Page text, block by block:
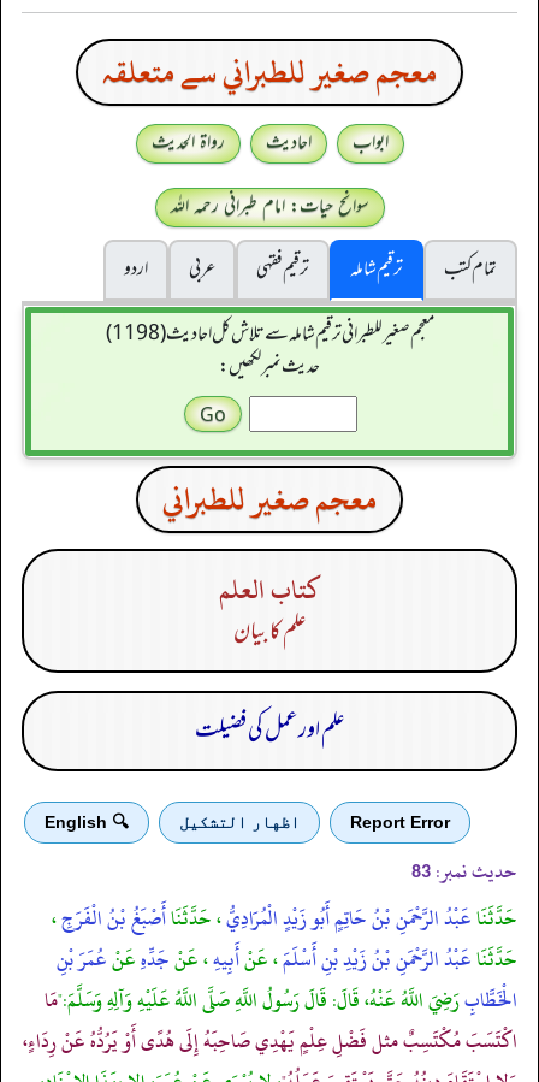
معجم صغير للطبراني سے متعلقہ
ابواب احادیث
رواۃ الحدیث
سوانح حیات: امام طبرانی رحمہ اللہ
تمام کتب
ترقیم شاملہ ترقيم فقہی عربی
اردو
معجم صغير للطبراني ترقیم شاملہ سے تلاش کل احادیث (1198)
حدیث نمبر لکھیں:
معجم صغير للطبراني
كتاب العلم
علم کا بیان
علم اور عمل کی فضیلت
Report Error اظهار التشكيل 🔍 English
حدیث نمبر: 83
حَدَّثَنَاعَبْدُ الرَّحْمَنِ بْنُ حَاتِمٍ أَبُو زَيْدٍ الْمُرَادِيُّ، حَدَّثَنَاأَصْبَغُ بْنُ الْفَرَجِ،
حَدَّثَنَاعَبْدُ الرَّحْمَنِ بْنُ زَيْدِ بْنِ أَسْلَمَ، عَنْأَبِيهِ، عَنْجَدِّهِعَنْعُمَرَ بْنِ
الْخَطَّابِرَضِيَ اللَّهُ عَنْهُ، قَالَ: قَالَ رَسُولُ اللَّهِ صَلَّى اللَّهُ عَلَيْهِ وَآلِهِ وَسَلَّمَ:"مَا
اكْتَسَبَ مُكْتَسِبٌ مثل فَضْلِ عِلْمٍ يَهْدِي صَاحِبَهُ إِلَى هُدًى أَوْ يَرُدُّهُ عَنْ رِدَاءٍ،